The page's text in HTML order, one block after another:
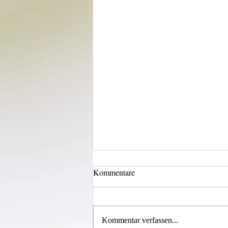
Licht und Schatten
Kommentare
Kommentar verfassen...